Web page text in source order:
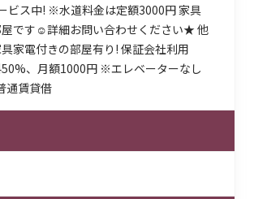
ビス中! ※水道料金は定額3000円 家具
屋です☺詳細お問い合わせください★ 他
家電付きの部屋有り! 保証会社利用
、月額1000円 ※エレベーターなし
通賃貸借